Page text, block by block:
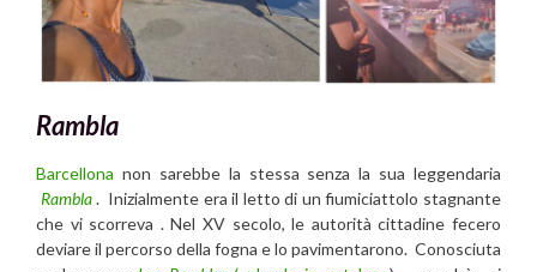
Rambla
Barcellona non sarebbe la stessa senza la sua leggendaria
Rambla. Inizialmente era il letto di un fiumiciattolo stagnante
che vi scorreva . Nel XV secolo, le autorità cittadine fecero
deviare il percorso della fogna e lo pavimentarono. Conosciuta